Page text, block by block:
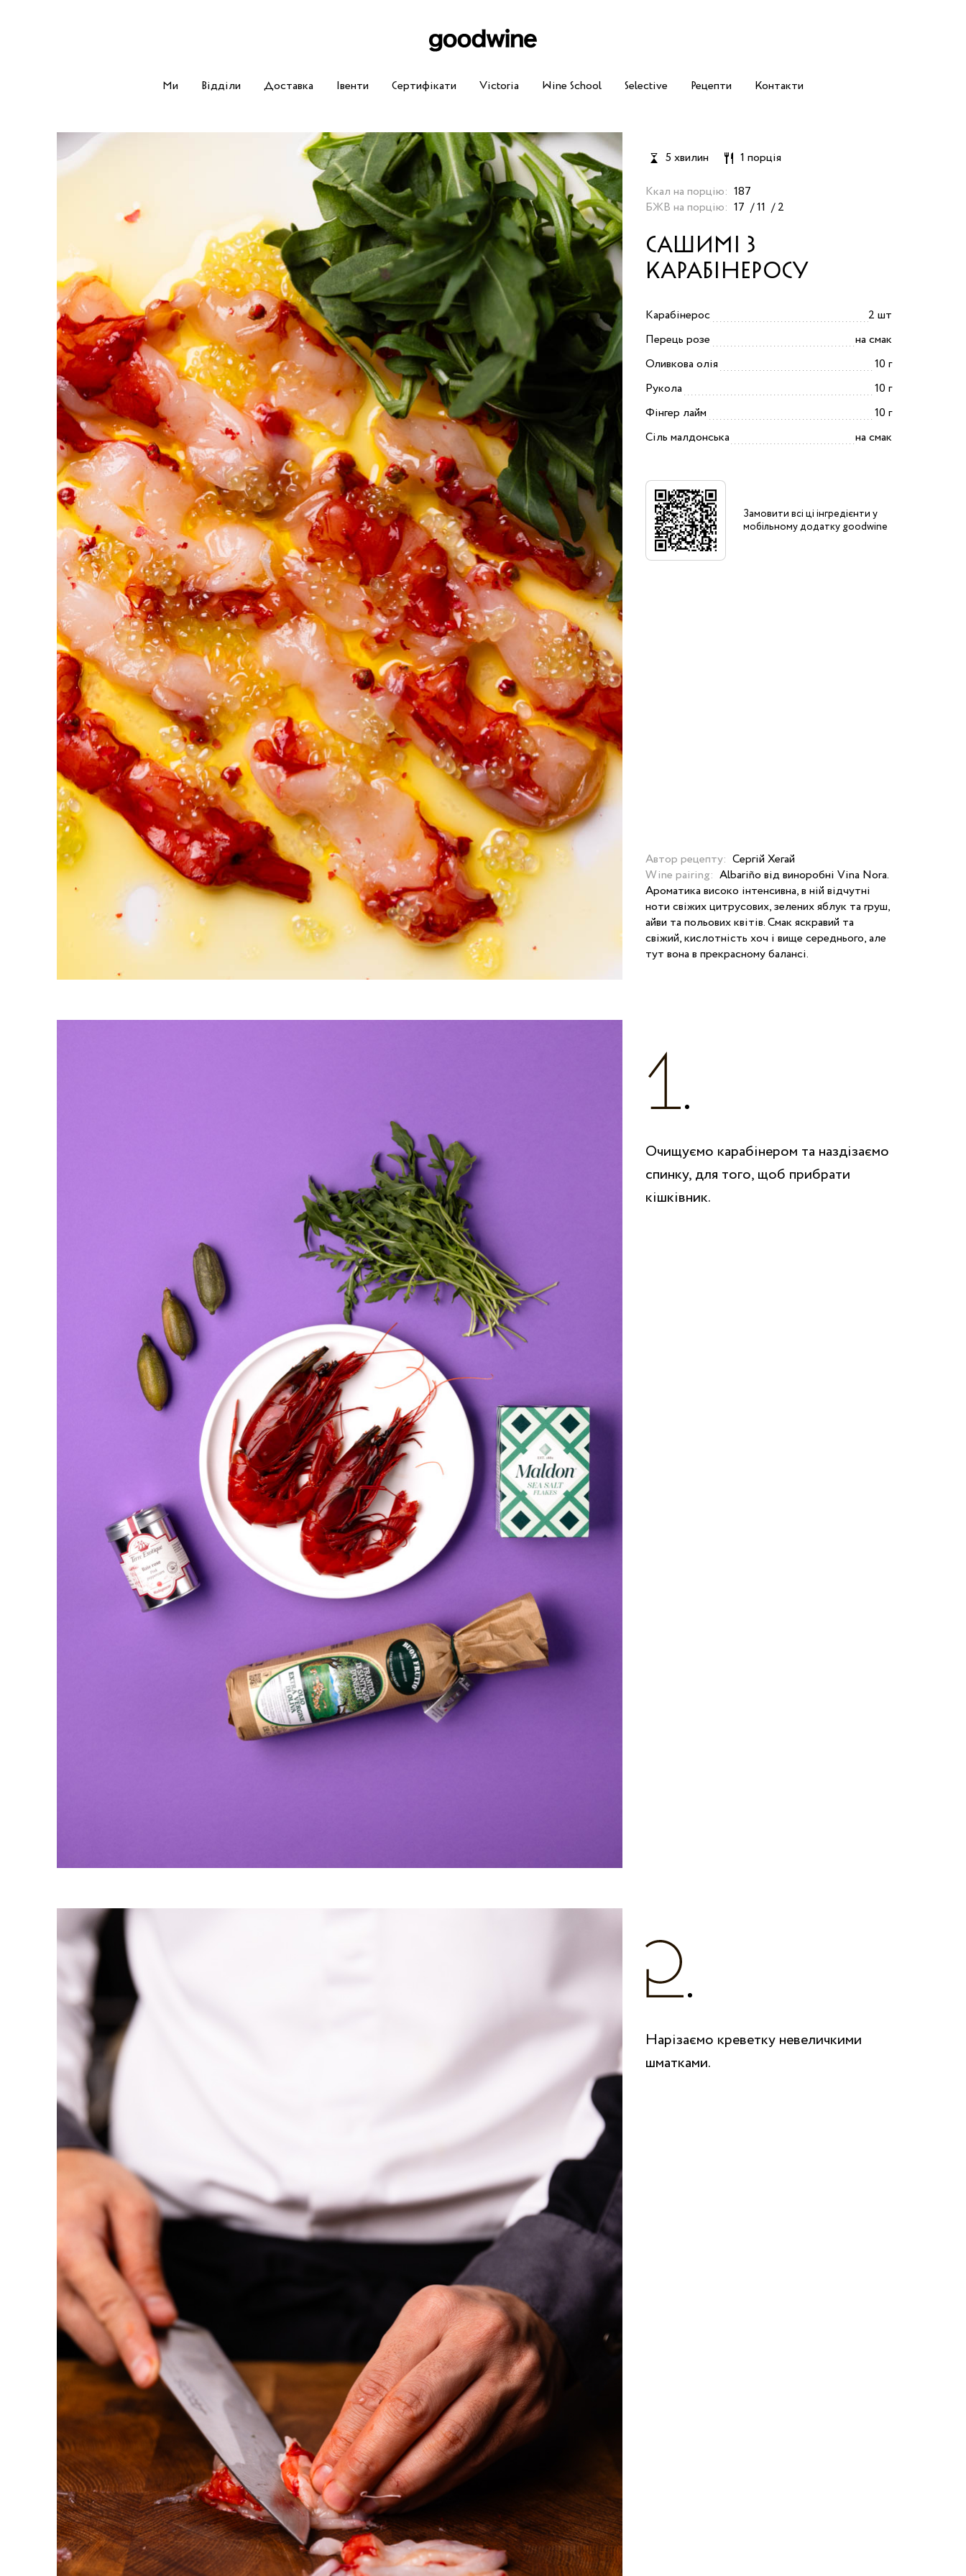
Ми Відділи Доставка Івенти Сертифікати Victoria Wine School Selective Рецепти Контакти
5 хвилин 1 порція
Ккал на порцію: 187
БЖВ на порцію: 17 11 2
САШИМІ З
КАРАБІНЕРОСУ
Карабінерос
2 шт
Перець розе
на смак
Оливкова олія
10 г
Рукола
10 г
Фінгер лайм
10 г
Сіль малдонська
на смак
Замовити всі ці інгредієнти у
мобільному додатку goodwine
Автор рецепту: Сергій Хегай
Wine pairing: Albariño від виноробні Vina Nora.
Ароматика високо інтенсивна, в ній відчутні
ноти свіжих цитрусових, зелених яблук та груш,
айви та польових квітів. Смак яскравий та
свіжий, кислотність хоч і вище середнього, але
тут вона в прекрасному балансі.
Очищуємо карабінером та наздізаємо
спинку, для того, щоб прибрати
кішківник.
Нарізаємо креветку невеличкими
шматками.